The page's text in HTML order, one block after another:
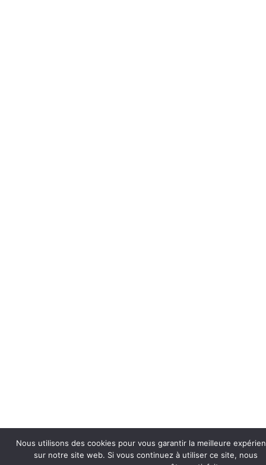
Nous utilisons des cookies pour vous garantir la meilleure
sur notre site web. Si vous continuez à utiliser ce site, nous